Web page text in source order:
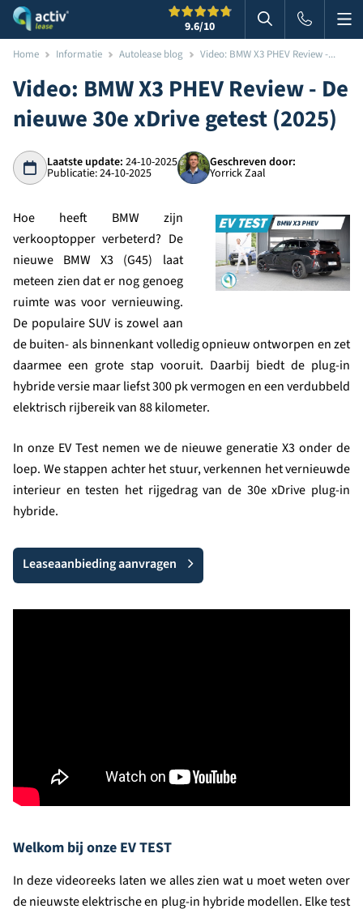
9.6/10 Zoeken in
Home Informatie Autolease blog Video: BMW X3 PHEV Review -...
Video: BMW X3 PHEV Review - De
nieuwe 30e xDrive getest (2025)
Laatste update: 24-10-2025
Publicatie: 24-10-2025
Geschreven door:
Yorrick Zaal
Hoe heeft BMW zijn
verkooptopper verbeterd? De
nieuwe BMW X3 (G45) laat
meteen zien dat er nog genoeg
ruimte was voor vernieuwing.
De populaire SUV is zowel aan
de buiten- als binnenkant volledig opnieuw ontworpen en zet
daarmee een grote stap vooruit. Daarbij biedt de plug-in
hybride versie maar liefst 300 pk vermogen en een verdubbeld
elektrisch rijbereik van 88 kilometer.
In onze EV Test nemen we de nieuwe generatie X3 onder de
loep. We stappen achter het stuur, verkennen het vernieuwde
interieur en testen het rijgedrag van de 30e xDrive plug-in
hybride.
Leaseaanbieding aanvragen
Welkom bij onze EV TEST
In deze videoreeks laten we alles zien wat u moet weten over
de nieuwste elektrische en plug-in hybride modellen. Elke test